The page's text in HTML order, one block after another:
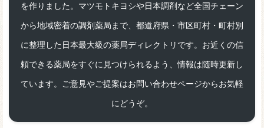
を作りました。マツモトキヨシや日本調剤など全国チェーン
から地域密着の調剤薬局まで、都道府県・市区町村・町村別
に整理した日本最大級の薬局ディレクトリです。お近くの信
頼できる薬局をすぐに見つけられるよう、情報は随時更新し
ています。ご意見やご提案はお問い合わせページからお気軽
にどうぞ。